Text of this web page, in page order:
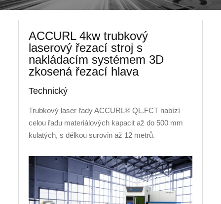
ACCURL 4kw trubkový
laserový řezací stroj s
nakládacím systémem 3D
zkosená řezací hlava
Technický
Trubkový laser řady ACCURL® QL.FCT nabízí
celou řadu materiálových kapacit až do 500 mm
kulatých, s délkou surovin až 12 metrů.